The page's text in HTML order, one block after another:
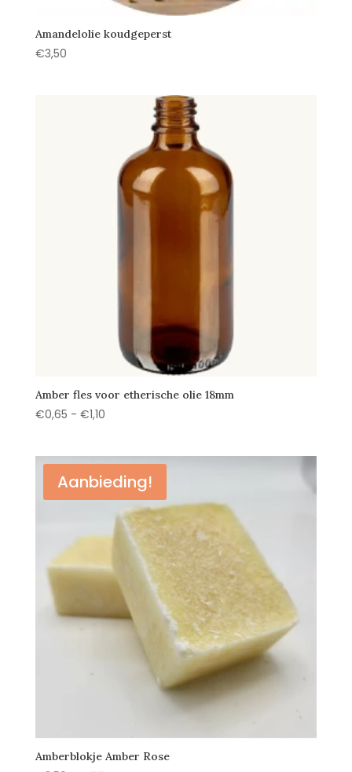
Amandelolie koudgeperst
€3,50
Amber fles voor etherische olie 18mm
€0,65 - €1,10Prijsklasse:
€1,10
Aanbieding!
Amberblokje Amber Rose